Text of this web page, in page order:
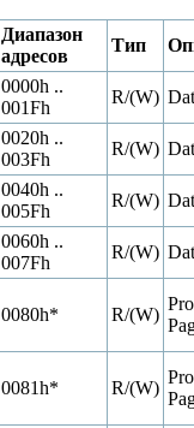
Диапазон
адресов
Тип
0000h ..
001Fh
R/(W)
0020h ..
003Fh
R/(W)
0040h ..
005Fh
R/(W)
0060h ..
007Fh
R/(W)
0080h* R/(W)
0081h* R/(W)